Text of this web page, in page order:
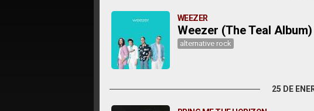
WEEZER
Weezer (The Teal Album)
alternative rock
25 DE